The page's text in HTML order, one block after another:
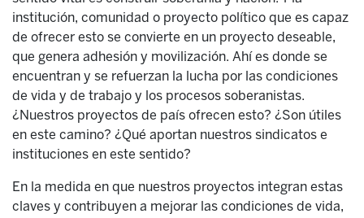
institución, comunidad o proyecto político que es capaz
de ofrecer esto se convierte en un proyecto deseable,
que genera adhesión y movilización. Ahí es donde se
encuentran y se refuerzan la lucha por las condiciones
de vida y de trabajo y los procesos soberanistas.
¿Nuestros proyectos de país ofrecen esto? ¿Son útiles
en este camino? ¿Qué aportan nuestros sindicatos e
instituciones en este sentido?
En la medida en que nuestros proyectos integran estas
claves y contribuyen a mejorar las condiciones de vida,